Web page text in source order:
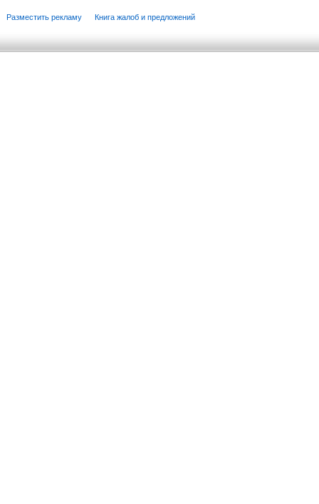
Разместить рекламу Книга жалоб и предложений